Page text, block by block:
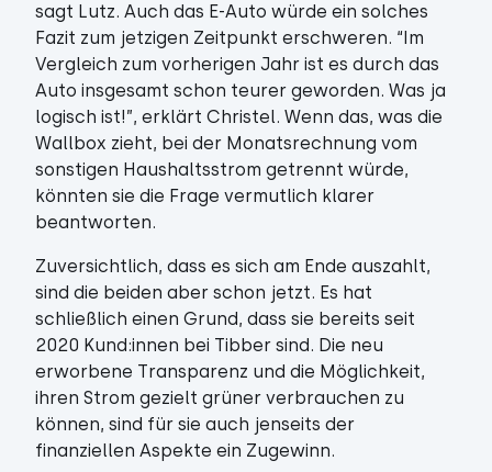
sagt Lutz. Auch das E-Auto würde ein solches
Fazit zum jetzigen Zeitpunkt erschweren. “Im
Vergleich zum vorherigen Jahr ist es durch das
Auto insgesamt schon teurer geworden. Was ja
logisch ist!”, erklärt Christel. Wenn das, was die
Wallbox zieht, bei der Monatsrechnung vom
sonstigen Haushaltsstrom getrennt würde,
könnten sie die Frage vermutlich klarer
beantworten.
Zuversichtlich, dass es sich am Ende auszahlt,
sind die beiden aber schon jetzt. Es hat
schließlich einen Grund, dass sie bereits seit
2020 Kund:innen bei Tibber sind. Die neu
erworbene Transparenz und die Möglichkeit,
ihren Strom gezielt grüner verbrauchen zu
können, sind für sie auch jenseits der
finanziellen Aspekte ein Zugewinn.